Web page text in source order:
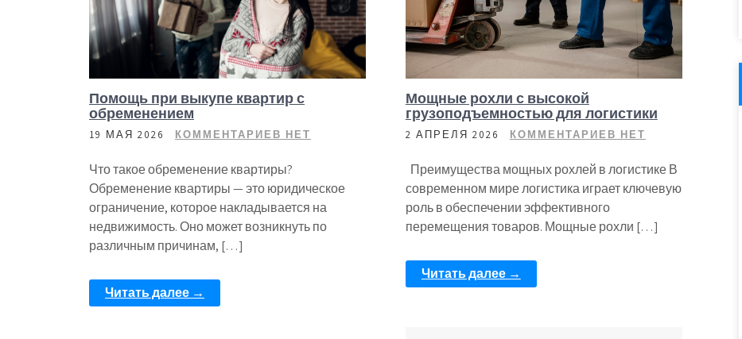
Помощь при выкупе квартир с
обременением
19 МАЯ 2026 КОММЕНТАРИЕВ НЕТ
Что такое обременение квартиры?
Обременение квартиры — это юридическое
ограничение, которое накладывается на
недвижимость. Оно может возникнуть по
различным причинам, […]
Читать далее →
Мощные рохли с высокой
грузоподъемностью для логистики
2 АПРЕЛЯ 2026 КОММЕНТАРИЕВ НЕТ
Преимущества мощных рохлей в логистике В
современном мире логистика играет ключевую
роль в обеспечении эффективного
перемещения товаров. Мощные рохли […]
Читать далее →